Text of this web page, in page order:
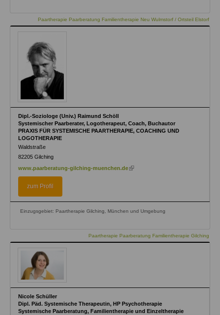
Paartherapie Paarberatung Familientherapie Neu Wulmstorf / Ortsteil Elstorf
Dipl.-Soziologe (Univ.) Raimund Schöll
Systemischer Paarberater, Logotherapeut, Coach, Buchautor
PRAXIS FÜR SYSTEMISCHE PAARTHERAPIE, COACHING UND
LOGOTHERAPIE
Waldstraße
82205 Gilching
www.paarberatung-gilching-muenchen.de (link
zum Profil
Einzugsgebiet: Paartherapie Gilching, München und Umgebung
Paartherapie Paarberatung Familientherapie Gilching
Nicole Schüller
Dipl. Päd. Systemische Therapeutin, HP Psychotherapie
Systemische Paarberatung, Familientherapie und Einzeltherapie